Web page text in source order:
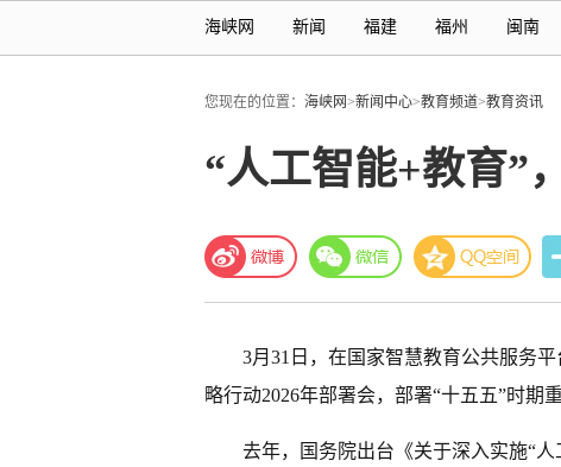
海峡网 新闻 福建 福州 闽南
您现在的位置： 海峡网>新闻中心>教育频道>教育资讯
“人工智能+教育”
3月31日，在国家智慧教育公共服务
略行动2026年部署会，部署“十五五”时期
去年，国务院出台《关于深入实施“